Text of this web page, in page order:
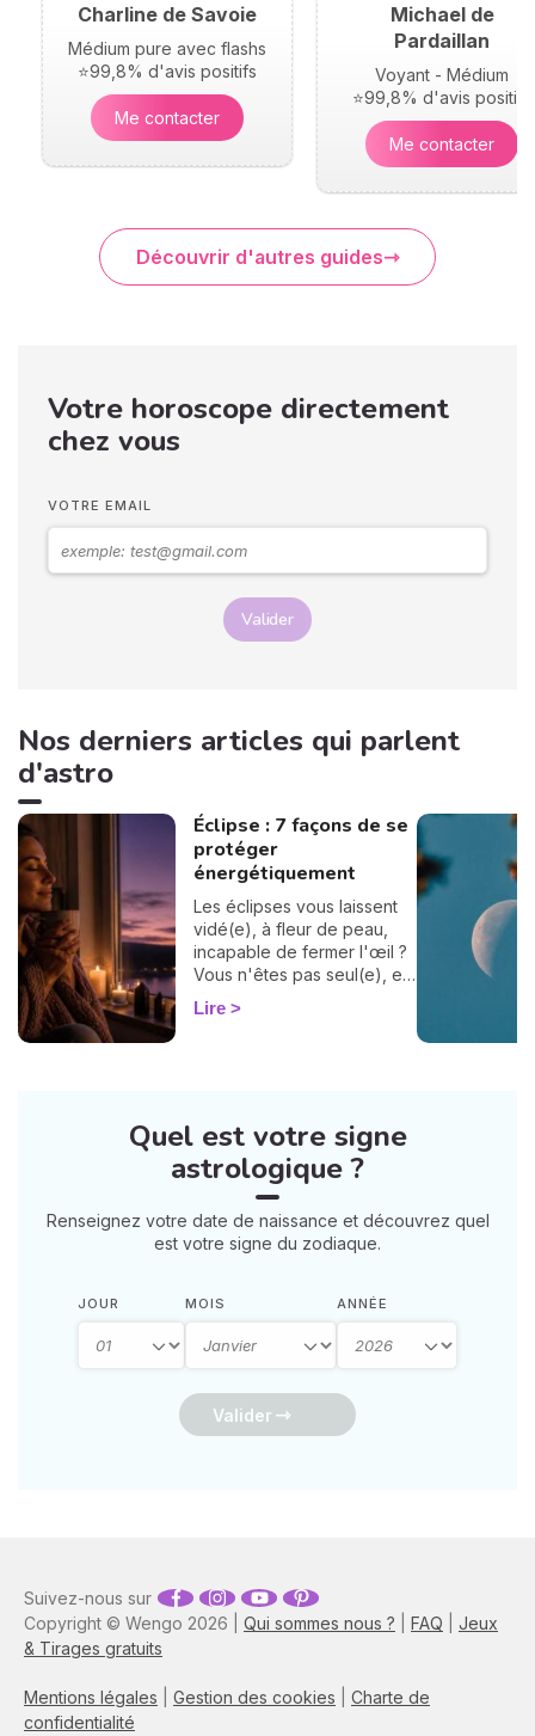
Charline de Savoie
Médium pure avec flashs
⭐99,8% d'avis positifs
Me contacter
Michael de
Pardaillan
Voyant - Médium
⭐99,8% d'avis positifs
Me contacter
Découvrir d'autres guides
Votre horoscope directement
chez vous
VOTRE EMAIL
Valider
Nos derniers articles qui parlent
d'astro
Éclipse : 7 façons de se
protéger
énergétiquement
Les éclipses vous laissent
vidé(e), à fleur de peau,
incapable de fermer l'œil ?
Vous n'êtes pas seul(e), et
surtout : ça se traverse en
douceur. Voici 7 gestes
intérieur. 🛡️🌒
Lire
Quel est votre signe
astrologique ?
Renseignez votre date de naissance et découvrez quel
est votre signe du zodiaque.
JOUR MOIS ANNÉE
Valider
Copyright © Wengo 2026 | Qui sommes nous ? FAQ
Jeux
& Tirages gratuits
Mentions légales Gestion des cookies
Charte de
confidentialité
Suivez-nous sur